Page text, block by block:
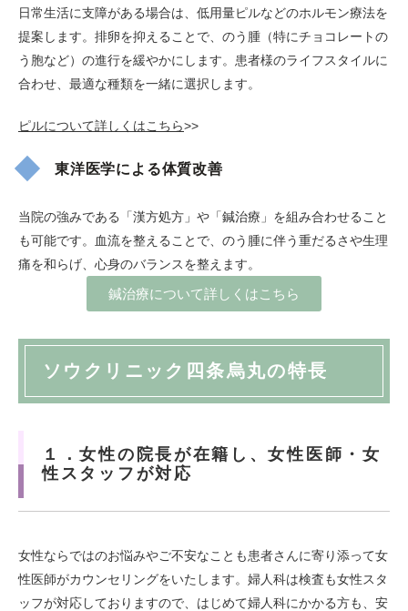
日常生活に支障がある場合は、低用量ピルなどのホルモン療法を
提案します。排卵を抑えることで、のう腫（特にチョコレートの
う胞など）の進行を緩やかにします。患者様のライフスタイルに
合わせ、最適な種類を一緒に選択します。
ピルについて詳しくはこちら>>
東洋医学による体質改善
当院の強みである「漢方処方」や「鍼治療」を組み合わせること
も可能です。血流を整えることで、のう腫に伴う重だるさや生理
痛を和らげ、心身のバランスを整えます。
鍼治療について詳しくはこちら
ソウクリニック四条烏丸の特長
１．女性の院長が在籍し、女性医師・女
性スタッフが対応
女性ならではのお悩みやご不安なことも患者さんに寄り添って女
性医師がカウンセリングをいたします。婦人科は検査も女性スタ
ッフが対応しておりますので、はじめて婦人科にかかる方も、安